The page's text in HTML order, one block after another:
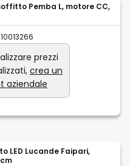
Pemba L, motore CC,
10013266
prezzi
crea un
aziendale
LED Lucande Faipari,